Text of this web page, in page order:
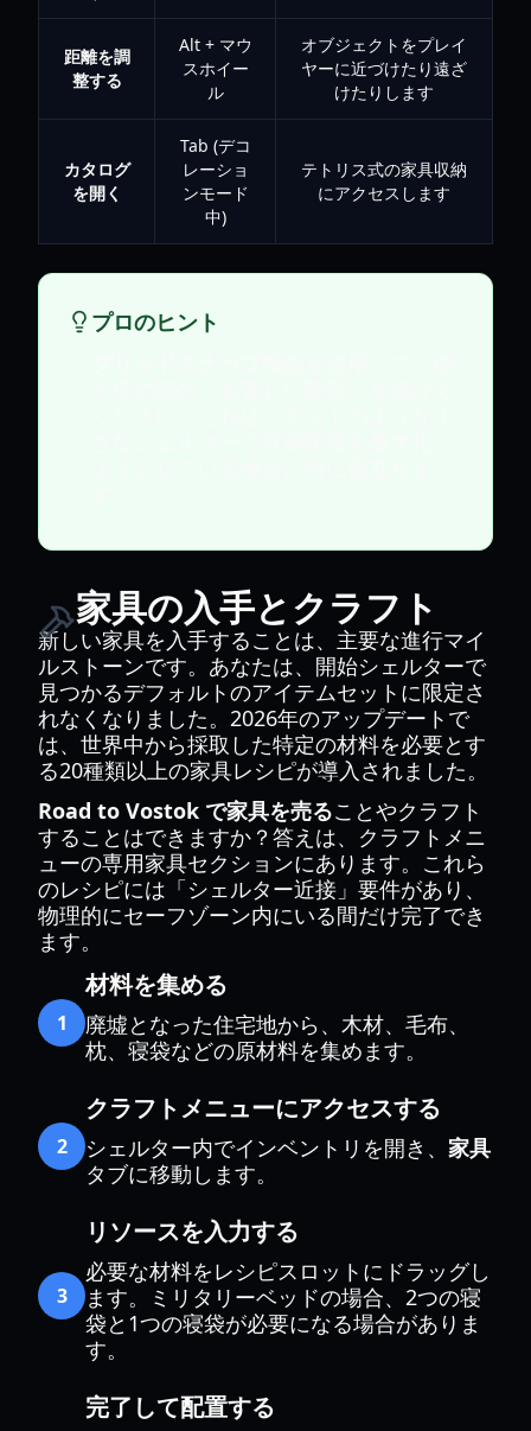
距離を調
整する
Alt + マウ
スホイー
ル
オブジェクトをプレイ
ヤーに近づけたり遠ざ
けたりします
カタログ
を開く
Tab (デコ
レーショ
ンモード
中)
テトリス式の家具収納
にアクセスします
プロのヒント
家具の入手とクラフト
新しい家具を入手することは、主要な進行マイ
ルストーンです。あなたは、開始シェルターで
見つかるデフォルトのアイテムセットに限定さ
れなくなりました。2026年のアップデートで
は、世界中から採取した特定の材料を必要とす
る20種類以上の家具レシピが導入されました。
Road to Vostok で家具を売ることやクラフト
することはできますか？答えは、クラフトメニ
ューの専用家具セクションにあります。これら
のレシピには「シェルター近接」要件があり、
物理的にセーフゾーン内にいる間だけ完了でき
ます。
1
材料を集める
廃墟となった住宅地から、木材、毛布、
枕、寝袋などの原材料を集めます。
2
クラフトメニューにアクセスする
シェルター内でインベントリを開き、 家具
タブに移動します。
3
リソースを入力する
必要な材料をレシピスロットにドラッグし
ます。ミリタリーベッドの場合、2つの寝
袋と1つの寝袋が必要になる場合がありま
す。
完了して配置する